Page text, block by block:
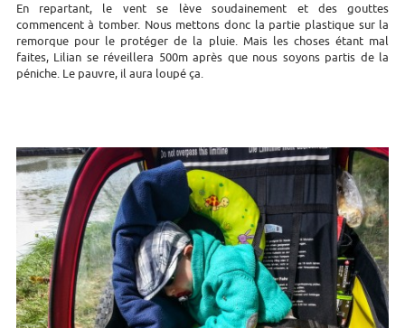
En repartant, le vent se lève soudainement et des gouttes
commencent à tomber. Nous mettons donc la partie plastique sur la
remorque pour le protéger de la pluie. Mais les choses étant mal
faites, Lilian se réveillera 500m après que nous soyons partis de la
péniche. Le pauvre, il aura loupé ça.